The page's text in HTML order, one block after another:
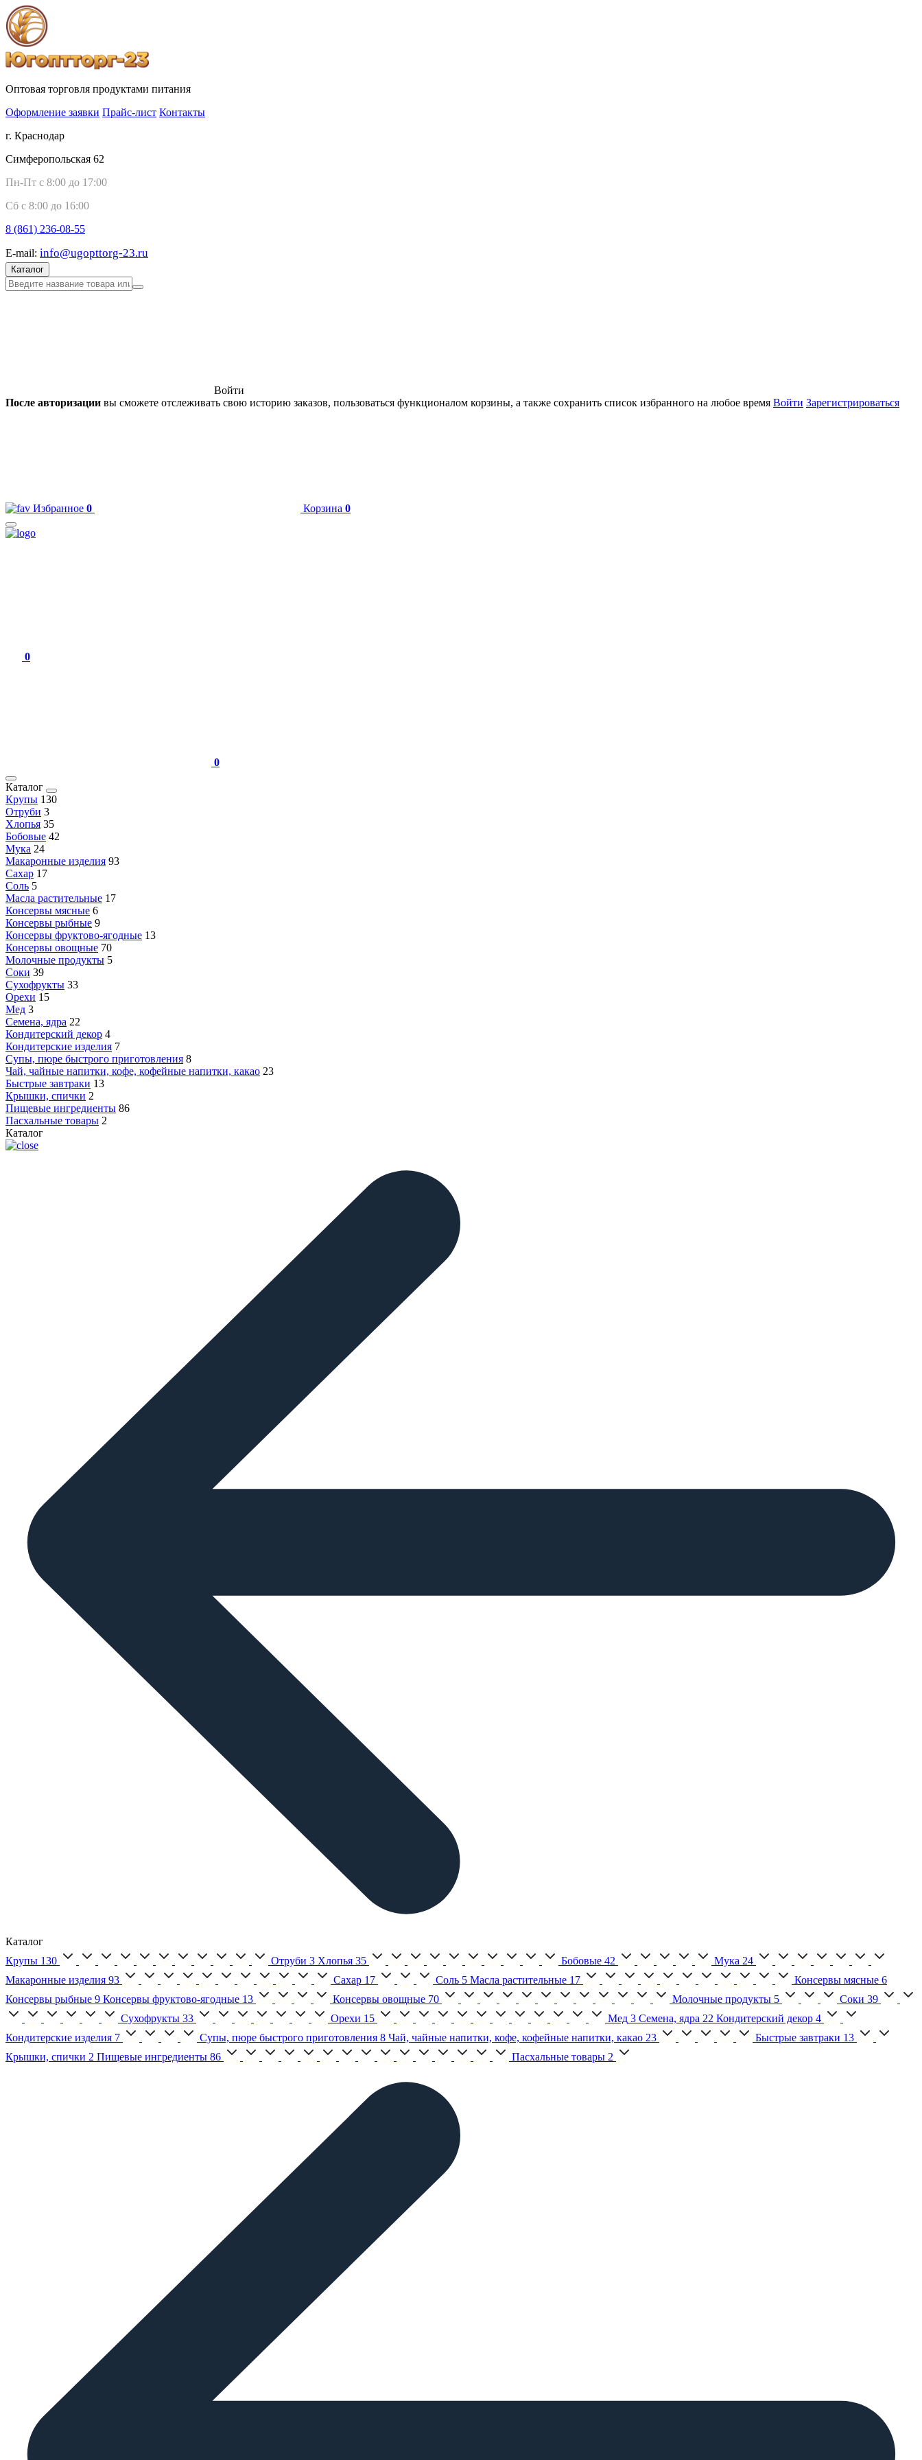
Оптовая торговля продуктами питания
Оформление заявки Прайс-лист Контакты
г. Краснодар
Симферопольская 62
Пн-Пт с 8:00 до 17:00
Сб с 8:00 до 16:00
8 (861) 236-08-55
E-mail: info@ugopttorg-23.ru
Каталог
Войти
После авторизации вы сможете отслеживать свою историю заказов, пользоваться функционалом корзины, а также сохранить список избранного на любое время Войти Зарегистрироваться
Избранное 0 Корзина 0
0
0
Каталог
Крупы 130
Отруби 3
Хлопья 35
Бобовые 42
Мука 24
Макаронные изделия 93
Сахар 17
Соль 5
Масла растительные 17
Консервы мясные 6
Консервы рыбные 9
Консервы фруктово-ягодные 13
Консервы овощные 70
Молочные продукты 5
Соки 39
Сухофрукты 33
Орехи 15
Мед 3
Семена, ядра 22
Кондитерский декор 4
Кондитерские изделия 7
Супы, пюре быстрого приготовления 8
Чай, чайные напитки, кофе, кофейные напитки, какао 23
Быстрые завтраки 13
Крышки, спички 2
Пищевые ингредиенты 86
Пасхальные товары 2
Каталог
Каталог
Крупы 130 Отруби 3 Хлопья 35 Бобовые 42 Мука 24
Макаронные изделия 93 Сахар 17 Соль 5 Масла растительные 17 Консервы мясные 6
Консервы рыбные 9 Консервы фруктово-ягодные 13 Консервы овощные 70 Молочные продукты 5 Соки 39
Сухофрукты 33 Орехи 15 Мед 3 Семена, ядра 22 Кондитерский декор 4
Кондитерские изделия 7 Супы, пюре быстрого приготовления 8 Чай, чайные напитки, кофе, кофейные напитки, какао 23 Быстрые завтраки 13
Крышки, спички 2 Пищевые ингредиенты 86 Пасхальные товары 2